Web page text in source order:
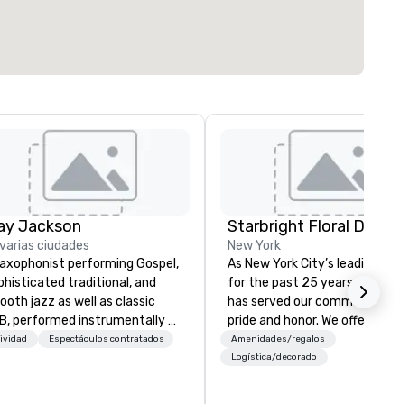
Jackson
ciudades
performing Gospel,
traditional, and
jazz as well as classic
performed instrumentally on
tenor, alto, and soprano
Espectáculos contratados
Starbright Floral
New York
As New York City’s leading
for the past 25 years,
has served our community
pride and honor. We offer
day delivery of the freshest
flowers imaginable. We
Amenidades/regalos
Logística/decorado